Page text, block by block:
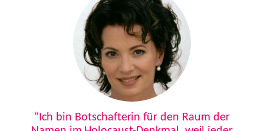
“Ich bin Botschafterin für den Raum der